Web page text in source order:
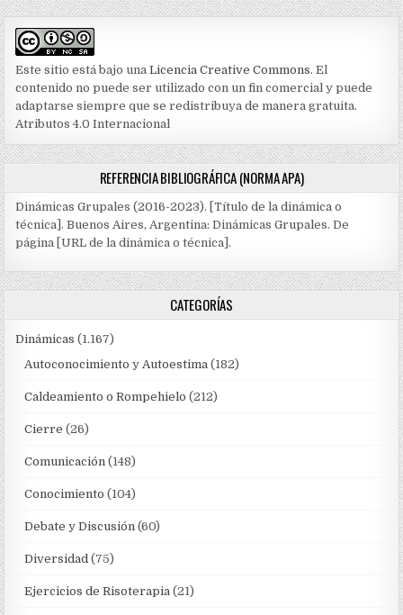
Este sitio está bajo unaLicencia Creative Commons. El
contenido no puede ser utilizado con un fin comercial y puede
adaptarse siempre que se redistribuya de manera gratuita.
Atributos 4.0 Internacional
REFERENCIA BIBLIOGRÁFICA (NORMA APA)
Dinámicas Grupales (2016-2023). [Título de la dinámica o
técnica]. Buenos Aires, Argentina: Dinámicas Grupales. De
página [URL de la dinámica o técnica].
CATEGORÍAS
Dinámicas (1.167)
Autoconocimiento y Autoestima (182)
Caldeamiento o Rompehielo (212)
Cierre (26)
Comunicación (148)
Conocimiento (104)
Debate y Discusión (60)
Diversidad (75)
Ejercicios de Risoterapia (21)